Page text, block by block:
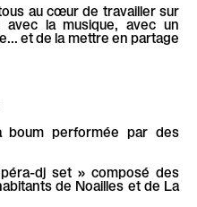
au cœur de travailler sur
la musique, avec un
et de la mettre en partage
boum performée par des
dj set » composé des
de Noailles et de La